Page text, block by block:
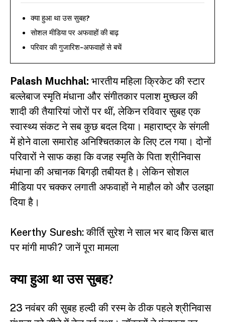
क्या हुआ था उस सुबह?
सोशल मीडिया पर अफवाहों की बाढ़
परिवार की गुजारिश-अफवाहों से बचें
Palash Muchhal: भारतीय महिला क्रिकेट की स्टार
बल्लेबाज स्मृति मंधाना और संगीतकारपलाश मुच्छलकी
शादी की तैयारियां जोरों पर थीं, लेकिन रविवार सुबह एक
स्वास्थ्य संकट ने सब कुछ बदल दिया। महाराष्ट्र के संगली
में होने वाला समारोह अनिश्चितकाल के लिए टल गया। दोनों
परिवारों ने साफ कहा कि वजह स्मृति के पिता श्रीनिवास
मंधाना की अचानक बिगड़ी तबीयत है। लेकिन सोशल
मीडिया पर चक्कर लगाती अफवाहों ने माहौल को और उलझा
दिया है।
Keerthy Suresh: कीर्ति सुरेश ने साल भर बाद किस बात
पर मांगी माफी? जानें पूरा मामला
क्या हुआ था उस सुबह?
23 नवंबर की सुबह हल्दी की रस्म के ठीक पहले श्रीनिवास